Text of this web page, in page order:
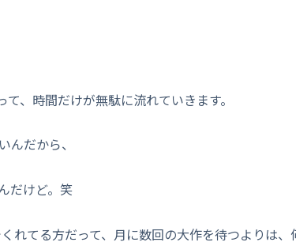
、時間だけが無駄に流れていきます。
んだから、
だけど。笑
れてる方だって、月に数回の大作を待つよりは